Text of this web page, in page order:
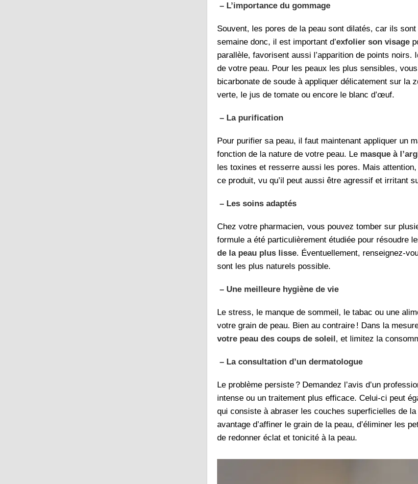
– L’importance du gommage
Souvent, les pores de la peau sont dilatés, car ils
semaine donc, il est important d’exfolier son visage
parallèle, favorisent aussi l’apparition de points
de votre peau. Pour les peaux les plus sensibles,
bicarbonate de soude à appliquer délicatement sur la
verte, le jus de tomate ou encore le blanc d’œuf.
– La purification
Pour purifier sa peau, il faut maintenant appliquer un
fonction de la nature de votre peau. Le masque à
les toxines et resserre aussi les pores. Mais
ce produit, vu qu’il peut aussi être agressif et irritant
– Les soins adaptés
Chez votre pharmacien, vous pouvez tomber sur
formule a été particulièrement étudiée pour résoudre
de la peau plus lisse. Éventuellement, renseignez-
sont les plus naturels possible.
– Une meilleure hygiène de vie
Le stress, le manque de sommeil, le tabac ou une
votre grain de peau. Bien au contraire ! Dans la
votre peau des coups de soleil, et limitez la
– La consultation d’un dermatologue
Le problème persiste ? Demandez l’avis d’un
intense ou un traitement plus efficace. Celui-ci peut
qui consiste à abraser les couches superficielles de
avantage d’affiner le grain de la peau, d’éliminer les
de redonner éclat et tonicité à la peau.